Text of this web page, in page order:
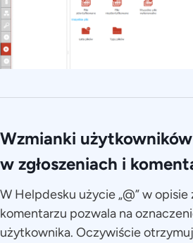
Wzmianki
w zgłoszeniach i
W Helpdesku użycie „@” w opisie
komentarzu pozwala na
użytkownika. Oczywiście